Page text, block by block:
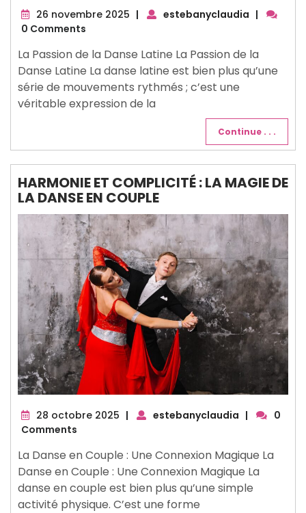
26 novembre 2025 26
| estebanyclaudia |
0 Comments
La Passion de la Danse Latine La Passion de la
Danse Latine La danse latine est bien plus qu’une
série de mouvements rythmés ; c’est une
véritable expression de la
Continue . . .
HARMONIE ET COMPLICITÉ : LA MAGIE DE
LA DANSE EN COUPLE
28 octobre 2025 28
| estebanyclaudia |
0
Comments
La Danse en Couple : Une Connexion Magique La
Danse en Couple : Une Connexion Magique La
danse en couple est bien plus qu’une simple
activité physique. C’est une forme